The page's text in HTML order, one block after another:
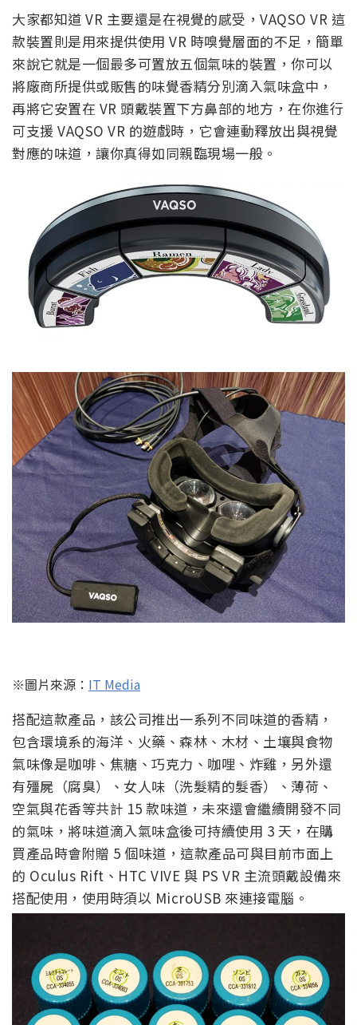
大家都知道 VR 主要還是在視覺的感受，VAQSO VR 這
款裝置則是用來提供使用 VR 時嗅覺層面的不足，簡單
來說它就是一個最多可置放五個氣味的裝置，你可以
將廠商所提供或販售的味覺香精分別滴入氣味盒中，
再將它安置在 VR 頭戴裝置下方鼻部的地方，在你進行
可支援 VAQSO VR 的遊戲時，它會連動釋放出與視覺
對應的味道，讓你真得如同親臨現場一般。
※圖片來源： IT Media
搭配這款產品，該公司推出一系列不同味道的香精，
包含環境系的海洋、火藥、森林、木材、土壤與食物
氣味像是咖啡、焦糖、巧克力、咖哩、炸雞，另外還
有殭屍（腐臭）、女人味（洗髮精的髮香）、薄荷、
空氣與花香等共計 15 款味道，未來還會繼續開發不同
的氣味，將味道滴入氣味盒後可持續使用 3 天，在購
買產品時會附贈 5 個味道，這款產品可與目前市面上
的 Oculus Rift、HTC VIVE 與 PS VR 主流頭戴設備來
搭配使用，使用時須以 MicroUSB 來連接電腦。